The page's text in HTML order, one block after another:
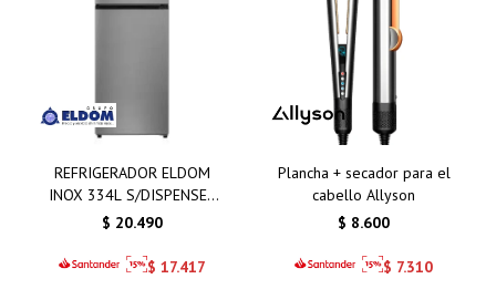
REFRIGERADOR ELDOM
INOX 334L S/DISPENSER
NF340HS-D F.SECO
$ 20.490
$ 17.417
Plancha + secador para el
cabello Allyson
$ 8.600
$ 7.310